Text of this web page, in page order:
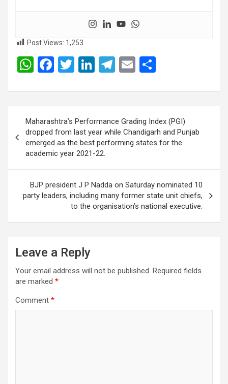
Post Views: 1,253
W
at
s
A
p
p
F
ce
b
o
o
k
T
tt
er
Li
ke
n
T
e
gr
a
m
E
ail ar
e
navigation
Maharashtra’s Performance Grading Index (PGI)
dropped from last year while Chandigarh and Punjab
emerged as the best performing states for the
academic year 2021-22.
BJP president J P Nadda on Saturday nominated 10
party leaders, including many former state unit chiefs,
to the organisation’s national executive.
Leave a Reply
Your email address will not be published. Required fields
are marked *
Comment *